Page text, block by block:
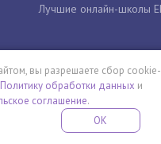
Лучшие онлайн-школы
летняя школа
ПРОВЕДИ ЭТО ЛЕТО С ПОЛЬЗОЙ
вы разрешаете сбор
Политику обработки данных и
соглашение.
OK